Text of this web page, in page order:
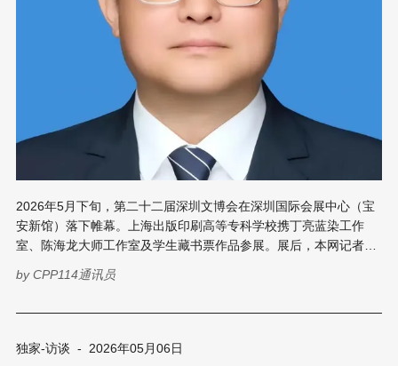
2026年5月下旬，第二十二届深圳文博会在深圳国际会展中心（宝
安新馆）落下帷幕。上海出版印刷高等专科学校携丁亮蓝染工作
室、陈海龙大师工作室及学生藏书票作品参展。展后，本网记者小
现场“总指挥”、院长丁亮进行了独家专访，听他详细解读版专“非遗
丁亮的回答是：“破圈、信心、融合。” 破圈——上海版专的“非遗
byCPP114通讯员
独家-访谈 - 2026年05月06日